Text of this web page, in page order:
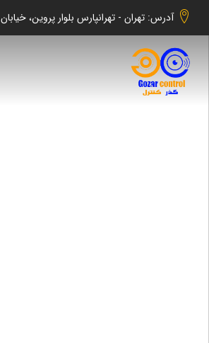
آدرس: تهران - تهرانپارس بلوار پروین، خیابان 196 شرقی،خیابان شادالویی جنوبی کوچه شهابی پلاک 140 واحد 2 -گذر کنترل